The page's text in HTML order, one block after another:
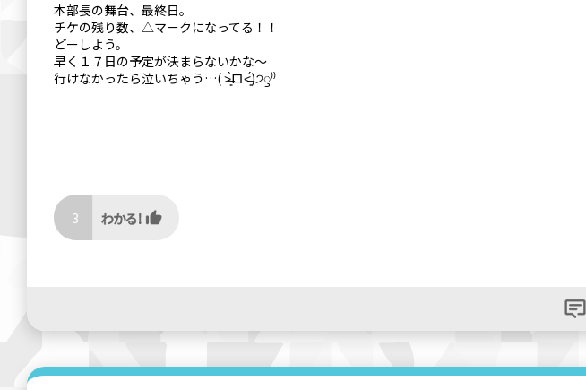
本部長の舞台、最終日。
チケの残り数、△マークになってる！！
どーしよう。
早く１７日の予定が決まらないかな〜
行けなかったら泣いちゃう…( ˃̶͈̀ロ˂̶͈́)੭ꠥ⁾⁾
3